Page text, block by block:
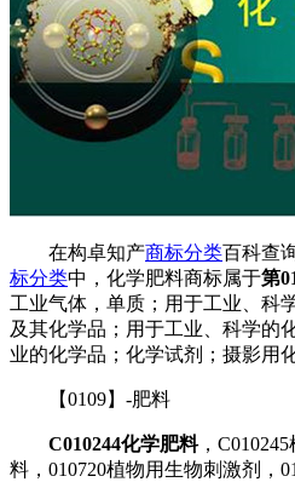
在构卓知产商标分类百科查
标分类中，化学肥料商标属于第
工业气体，单质；用于工业、科
及其化学品；用于工业、科学的
业的化学品；化学试剂；摄影用
【0109】-肥料
C010244化学肥料，
料，010720植物用生物刺激剂，